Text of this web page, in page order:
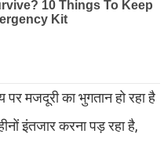
पर मजदूरी का भुगतान हो रहा है
इंतजार करना पड़ रहा है,